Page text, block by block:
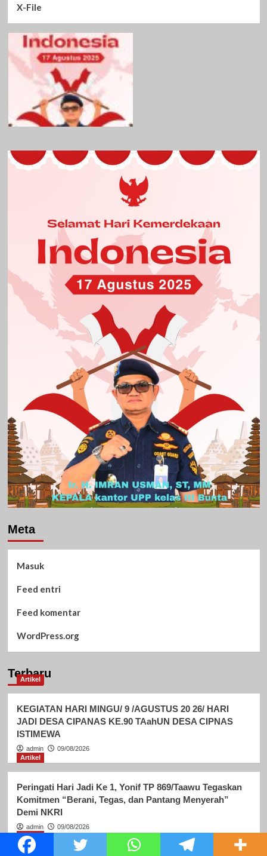
X-File
Meta
Masuk
Feed entri
Feed komentar
WordPress.org
Terbaru
Artikel
KEGIATAN HARI MINGU/ 9 /AGUSTUS 20 26/ HARI
JADI DESA CIPANAS KE.90 TAahUN DESA CIPNAS
ISTIMEWA
admin
09/08/2026
Artikel
Peringati Hari Jadi Ke 1, Yonif TP 869/Taawu Tegaskan
Komitmen “Berani, Tegas, dan Pantang Menyerah”
Demi NKRI
admin
09/08/2026
Artikel